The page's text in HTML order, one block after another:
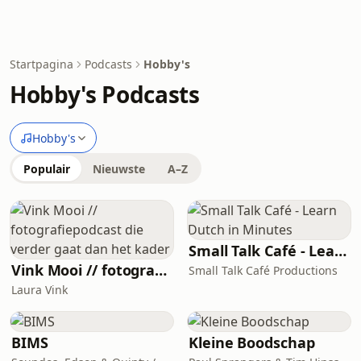
Startpagina Podcasts Hobby's
Hobby's Podcasts
Hobby's
Populair Nieuwste A–Z
Vink Mooi // fotografiepodcast die verder gaat dan het kader
Laura Vink
Small Talk Café - Learn Dutch in Minutes
Small Talk Café Productions
BIMS Kleine Boodschap